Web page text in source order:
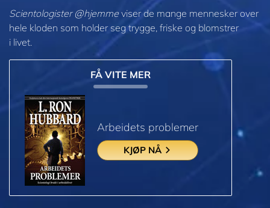
Scientologister @hjemmeviser de mange mennesker over
hele kloden som holder seg trygge, friske og blomstrer
i livet.
FÅ VITE MER
Arbeidets problemer
KJØP NÅ